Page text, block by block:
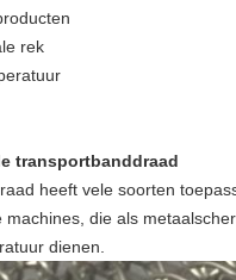
rek
transportbanddraad
heeft vele soorten
die als
dienen.